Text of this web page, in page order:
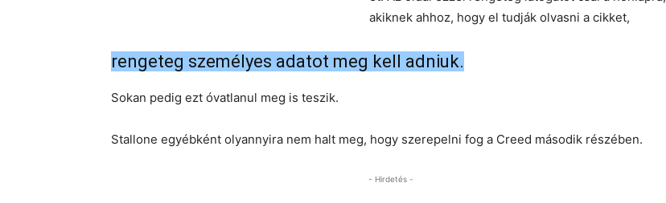
akiknek ahhoz, hogy el tudják olvasni a cikket,
rengeteg személyes adatot meg kell adniuk.
Sokan pedig ezt óvatlanul meg is teszik.
Stallone egyébként olyannyira nem halt meg, hogy szerepelni fog a Creed második részében.
- Hirdetés -